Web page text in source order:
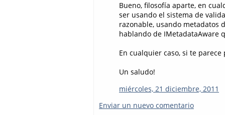
Bueno, filosofía aparte, en
ser usando el sistema de
razonable, usando metadatos
hablando de IMetadataAware
En cualquier caso, si te
Un saludo!
miércoles, 21 diciembre, 2011
Enviar un nuevo comentario